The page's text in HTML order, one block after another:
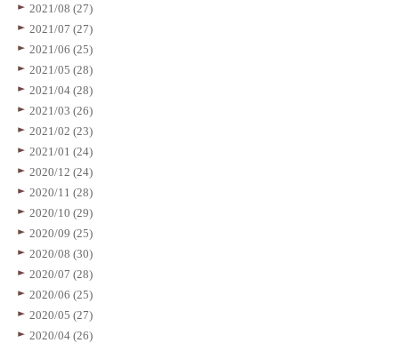
2021/08 (27)
2021/07 (27)
2021/06 (25)
2021/05 (28)
2021/04 (28)
2021/03 (26)
2021/02 (23)
2021/01 (24)
2020/12 (24)
2020/11 (28)
2020/10 (29)
2020/09 (25)
2020/08 (30)
2020/07 (28)
2020/06 (25)
2020/05 (27)
2020/04 (26)